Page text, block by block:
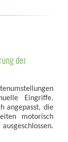
der
Eingriffe.
angepasst, die
motorisch